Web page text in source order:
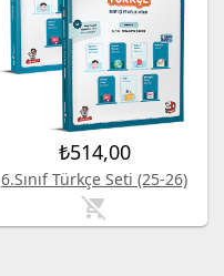
₺514,00
6.Sınıf Türkçe Seti (25-26)
remove_shopping_cart